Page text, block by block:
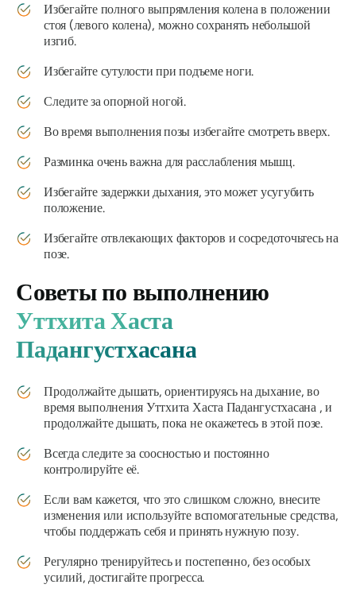
Избегайте полного выпрямления колена в положении
стоя (левого колена), можно сохранять небольшой
изгиб.
Избегайте сутулости при подъеме ноги.
Следите за опорной ногой.
Во время выполнения позы избегайте смотреть вверх.
Разминка очень важна для расслабления мышц.
Избегайте задержки дыхания, это может усугубить
положение.
Избегайте отвлекающих факторов и сосредоточьтесь на
позе.
Советы по выполнению
Уттхита Хаста
Падангустхасана
Продолжайте дышать, ориентируясь на дыхание, во
время выполнения Уттхита Хаста Падангустхасана , и
продолжайте дышать, пока не окажетесь в этой позе.
Всегда следите за соосностью и постоянно
контролируйте её.
Если вам кажется, что это слишком сложно, внесите
изменения или используйте вспомогательные средства,
чтобы поддержать себя и принять нужную позу.
Регулярно тренируйтесь и постепенно, без особых
усилий, достигайте прогресса.